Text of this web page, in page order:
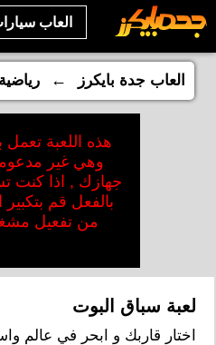
العاب
العاب جدة بايكرز ← رياضية
هذه اللعبة تعمل
وهي غير
جهازك , اذا كنت
بالفعل قم
من تفعيل
لعبة سباق البوت
اختار قاربك و ابحر في عالم